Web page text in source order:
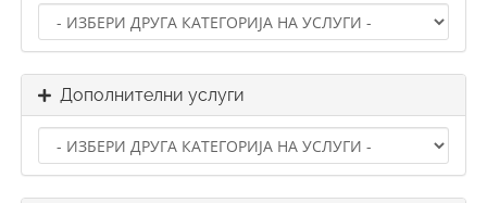
Дополнителни услуги